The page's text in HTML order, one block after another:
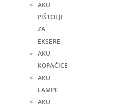
AKU
PIŠTOLJI
ZA
EKSERE
AKU
KOPAČICE
AKU
LAMPE
AKU